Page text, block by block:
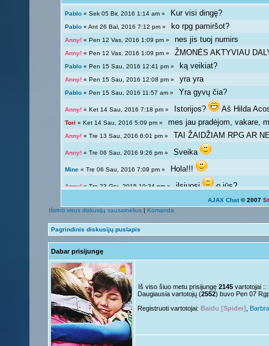
Pablo « Sek 05 Bir, 2016 1:14 am » Kur visi dingę?
Pablo « Ant 26 Bal, 2016 7:12 pm » ko rpg pamiršot?
Anny! « Pen 12 Vas, 2016 1:09 pm »nes jis tuoj numirs
Anny! « Pen 12 Vas, 2016 1:09 pm »ŽMONĖS AKTYVIAU
Pablo « Pen 15 Sau, 2016 12:41 pm » ką veikiat?
Anny! « Pen 15 Sau, 2016 12:08 pm »yra yra
Pablo « Pen 15 Sau, 2016 11:57 am » Yra gyvų čia?
Anny! « Ket 14 Sau, 2016 7:18 pm » Istorijos? Aš Hilda
Tori « Ket 14 Sau, 2016 5:09 pm »mes jau pradėjom, vakare,
Anny! « Tre 13 Sau, 2016 6:01 pm » TAI ŽAIDŽIAM RPG AR
Anny! « Tre 06 Sau, 2016 9:26 pm »Sveika
Mine « Tre 06 Sau, 2016 7:09 pm » Hola!!!
Anny! « Tre 23 Gru, 2015 10:34 pm »ilsiuosi o jūs?
Ką veikiat?
Anny!« Sek 13 Rgs, 2015 9:54 pm »galima ir atsipalaiduoti
Giedryte.« Sek 13 Rgs, 2015 7:40 pm »
Anny!« Pir 07 Rgs, 2015 9:14 pm »
Giedryte.« Pir 07 Rgs, 2015 7:36 pm » Nelabai..
Anny!« Pen 04 Rgs, 2015 9:51 pm » o tu? Juk irgi
Giedryte.« Pen 04 Rgs, 2015 5:29 pm »
Nesquik« Ant 01 Rgs, 2015 6:12 pm »ačiū ačiū
ir jus
AJAX Chat © 2007
Ištrinti visus diskusijų sausainėlius | Komanda
Pagrindinis diskusijų puslapis
Dabar prisijungę
Iš viso šiuo metu prisijungę 2145 vartotojai ::
Daugiausia vartotojų (2552) buvo Pen 07
Registruoti vartotojai: Baidu [Spider]